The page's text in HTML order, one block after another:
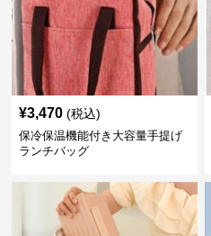
¥3,470 (税込)
保冷保温機能付き大容量手提げ
ランチバッグ